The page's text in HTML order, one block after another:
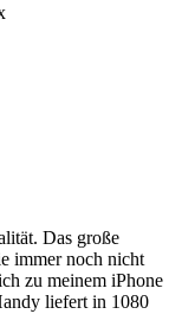
Das große
immer noch nicht
zu meinem iPhone
liefert in 1080